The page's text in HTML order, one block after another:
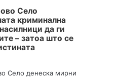
Село
криминална
да ги
– затоа што се
Село денеска мирни